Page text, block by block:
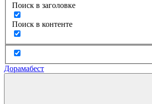
Поиск в заголовке
Поиск в контенте
Дорамабест